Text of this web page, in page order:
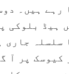
رہے ہیں۔
ہیڈ بلوکی
سلسلہ جاری
75 ہزار کیوسک